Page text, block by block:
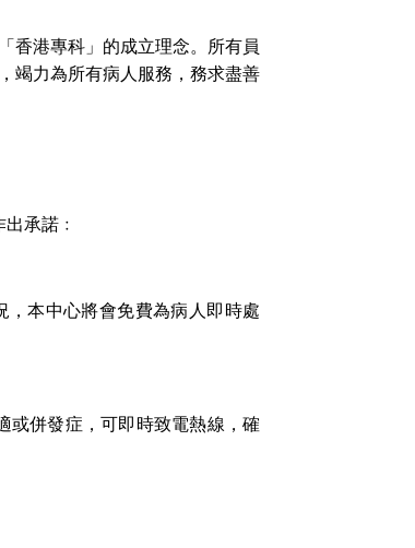
香港專科」的成立理念。所有員
竭力為所有病人服務，務求盡善
承諾﹕
本中心將會免費為病人即時處
或併發症，可即時致電熱線，確